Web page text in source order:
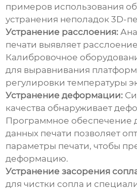
примеров использования
устранения неполадок 3D-
Устранение расслоения:
печати выявляет
Калибровочное
для выравнивания
регулировки температуры
Устранение деформации:
качества обнаруживает
Программное обеспечение
данных печати позволяет
параметры печати, чтобы
деформацию.
Устранение засорения
для чистки сопла и